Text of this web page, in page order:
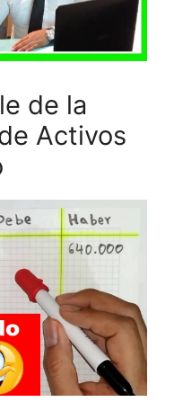
de la
Activos